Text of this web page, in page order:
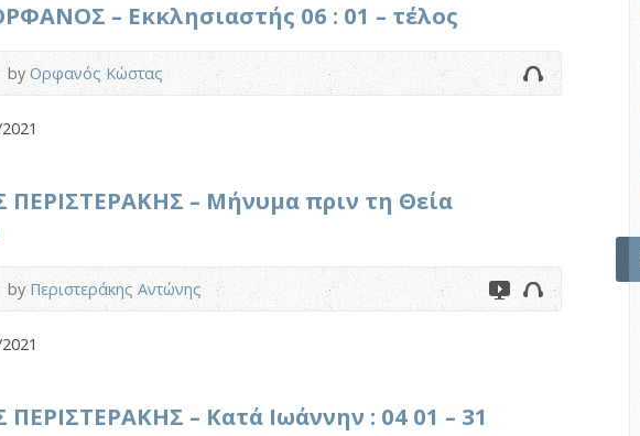
– Εκκλησιαστής 06 : 01 – τέλος
byΟρφανός Κώστας
– Μήνυμα πριν τη Θεία
byΠεριστεράκης Αντώνης
– Κατά Ιωάννην : 04 01 – 31